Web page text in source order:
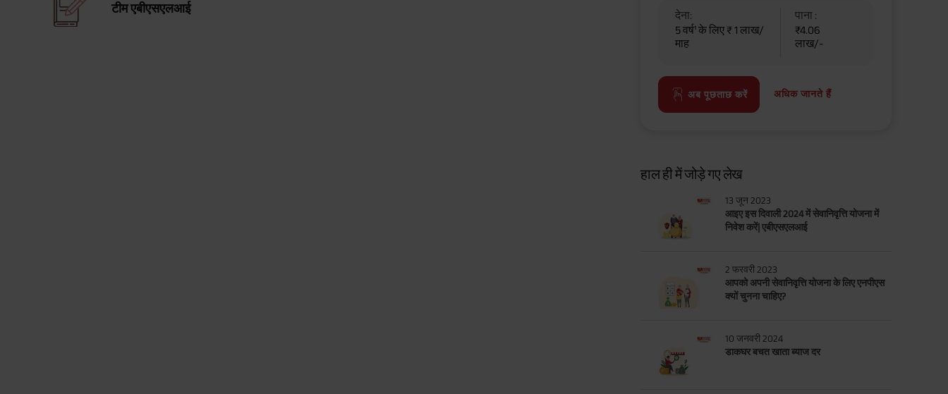
टीम एबीएसएलआई
देना:
5 वर्ष¹ के लिए ₹ 1 लाख/
माह
पाना :
₹4.06
लाख/-
अब पूछताछ करें अधिक जानते हैं
हाल ही में जोड़े गए लेख
13 जून 2023
आइए इस दिवाली 2024 में सेवानिवृत्ति योजना में
निवेश करें| एबीएसएलआई
2 फरवरी 2023
आपको अपनी सेवानिवृत्ति योजना के लिए एनपीएस
क्यों चुनना चाहिए?
10 जनवरी 2024
डाकघर बचत खाता ब्याज दर